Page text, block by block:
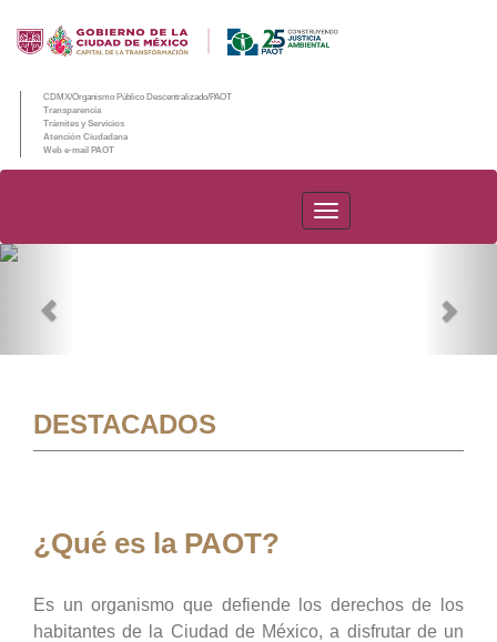
CDMX/Organismo Público Descentralizado/PAOT
Transparencia
Trámites y Servicios
Atención Ciudadana
Web e-mail PAOT
PAOT
DESTACADOS
¿Qué es la PAOT?
Es un organismo que defiende los derechos de los
habitantes de la Ciudad de México, a disfrutar de un